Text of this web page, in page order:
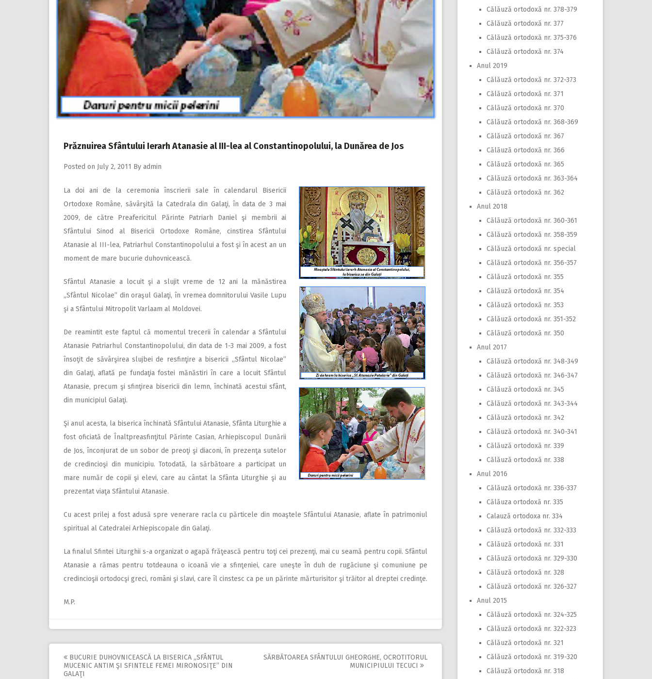
Prăznuirea Sfântului Ierarh Atanasie al III-lea al Constantinopolului, la Dunărea de Jos
Posted on July 2, 2011 By admin
La doi ani de la ceremonia înscrierii sale în calendarul Bisericii
Ortodoxe Române, săvârşită la Catedrala din Galaţi, în data de 3 mai
2009, de către Preafericitul Părinte Patriarh Daniel şi membrii ai
Sfântului Sinod al Bisericii Ortodoxe Române, cinstirea Sfântului
Atanasie al III-lea, Patriarhul Constantinopolului a fost şi în acest an un
moment de mare bucurie duhovnicească.
Sfântul Atanasie a locuit şi a slujit vreme de 12 ani la mănăstirea
„Sfântul Nicolae” din oraşul Galaţi, în vremea domnitorului Vasile Lupu
şi a Sfântului Mitropolit Varlaam al Moldovei.
De reamintit este faptul că momentul trecerii în calendar a Sfântului
Atanasie Patriarhul Constantinopolului, din data de 1-3 mai 2009, a fost
însoţit de săvârşirea slujbei de resfinţire a bisericii „Sfântul Nicolae”
din Galaţi, aflată pe fundaţia fostei mănăstiri în care a locuit Sfântul
Atanasie, precum şi sfinţirea bisericii din lemn, închinată acestui sfânt,
din municipiul Galaţi.
Şi anul acesta, la biserica închinată Sfântului Atanasie, Sfânta Liturghie a
fost oficiată de Înaltpreasfinţitul Părinte Casian, Arhiepiscopul Dunării
de Jos, înconjurat de un sobor de preoţi şi diaconi, în prezenţa sutelor
de credincioşi din municipiu. Totodată, la sărbătoare a participat un
mare număr de copii şi elevi, care au cântat la Sfânta Liturghie şi au
prezentat viaţa Sfântului Atanasie.
Cu acest prilej a fost adusă spre venerare racla cu părticele din moaştele Sfântului Atanasie, aflate în patrimoniul
spiritual al Catedralei Arhiepiscopale din Galaţi.
La finalul Sfintei Liturghii s-a organizat o agapă frăţească pentru toţi cei prezenţi, mai cu seamă pentru copii. Sfântul
Atanasie a rămas pentru totdeauna o icoană vie a sfinţeniei, care uneşte în duh de rugăciune şi comuniune pe
credincioşii ortodocşi greci, români şi slavi, care îl cinstesc ca pe un părinte mărturisitor şi trăitor al dreptei credinţe.
M.P.
Post
BUCURIE DUHOVNICEASCĂ LA BISERICA ,,SFÂNTUL
MUCENIC ANTIM ŞI SFINTELE FEMEI MIRONOSIŢE” DIN
GALAŢI
SĂRBĂTOAREA SFÂNTULUI GHEORGHE, OCROTITORUL
MUNICIPIULUI TECUCI
Călăuză ortodoxă nr. 378-379
Călăuză ortodoxă nr. 377
Călăuză ortodoxă nr. 375-376
Călăuză ortodoxă nr. 374
Anul 2019
Călăuză ortodoxă nr. 372-373
Călăuză ortodoxă nr. 371
Călăuză ortodoxă nr. 370
Călăuză ortodoxă nr. 368-369
Călăuză ortodoxă nr. 367
Călăuză ortodoxă nr. 366
Călăuză ortodoxă nr. 365
Călăuză ortodoxă nr. 363-364
Călăuză ortodoxă nr. 362
Anul 2018
Călăuză ortodoxă nr. 360-361
Călăuză ortodoxă nr. 358-359
Călăuză ortodoxă nr. special
Călăuză ortodoxă nr. 356-357
Călăuză ortodoxă nr. 355
Călăuză ortodoxă nr. 354
Călăuză ortodoxă nr. 353
Călăuză ortodoxă nr. 351-352
Călăuză ortodoxă nr. 350
Anul 2017
Călăuză ortodoxă nr. 348-349
Călăuză ortodoxă nr. 346-347
Călăuză ortodoxă nr. 345
Călăuză ortodoxă nr. 343-344
Călăuză ortodoxă nr. 342
Călăuză ortodoxă nr. 340-341
Călăuză ortodoxă nr. 339
Călăuză ortodoxă nr. 338
Anul 2016
Călăuză ortodoxă nr. 336-337
Călăuza ortodoxă nr. 335
Calauză ortodoxa nr. 334
Călăuză ortodoxă nr. 332-333
Călăuză ortodoxă nr. 331
Călăuză ortodoxă nr. 329-330
Călăuză ortodoxă nr. 328
Călăuză ortodoxă nr. 326-327
Anul 2015
Călăuză ortodoxă nr. 324-325
Călăuză ortodoxă nr. 322-323
Călăuză ortodoxă nr. 321
Călăuză ortodoxă nr. 319-320
Călăuză ortodoxă nr. 318